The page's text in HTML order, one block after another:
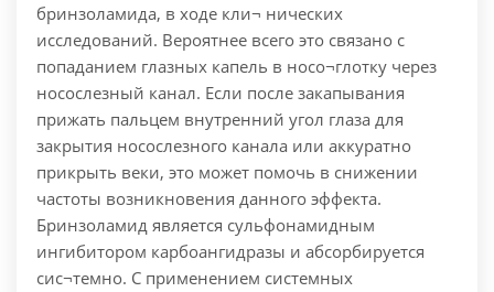
бринзоламида, в ходе кли¬ нических
исследований. Вероятнее всего это связано с
попаданием глазных капель в носо¬глотку через
носослезный канал. Если после закапывания
прижать пальцем внутренний угол глаза для
закрытия носослезного канала или аккуратно
прикрыть веки, это может помочь в снижении
частоты возникновения данного эффекта.
Бринзоламид является сульфонамидным
ингибитором карбоангидразы и абсорбируется
сис¬темно. С применением системных